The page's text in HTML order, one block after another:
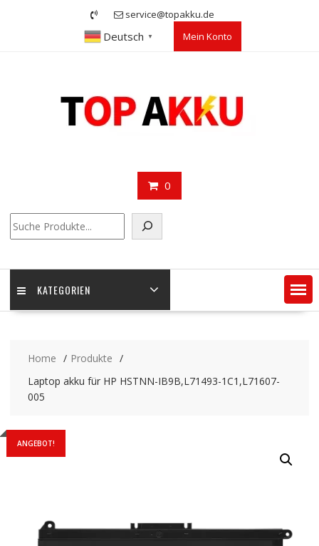
service@topakku.de
Deutsch ▼ Mein Konto
0
KATEGORIEN
Home
Produkte
Laptop akku für HP HSTNN-IB9B,L71493-1C1,L71607-
005
ANGEBOT!